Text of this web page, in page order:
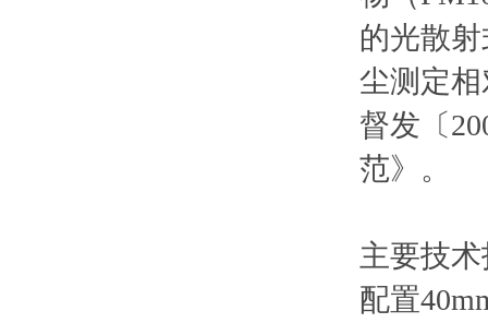
的光散
尘测定
督发〔
范》。
主要技
配置